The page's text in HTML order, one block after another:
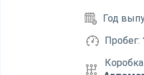
Год
Пробег: